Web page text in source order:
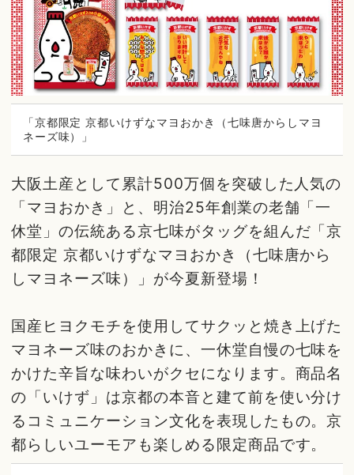
「京都限定 京都いけずなマヨおかき（七味唐からしマヨ
ネーズ味）」
大阪土産として累計500万個を突破した人気の
「マヨおかき」と、明治25年創業の老舗「一
休堂」の伝統ある京七味がタッグを組んだ「京
都限定 京都いけずなマヨおかき（七味唐から
しマヨネーズ味）」が今夏新登場！
国産ヒヨクモチを使用してサクッと焼き上げた
マヨネーズ味のおかきに、一休堂自慢の七味を
かけた辛旨な味わいがクセになります。商品名
の「いけず」は京都の本音と建て前を使い分け
るコミュニケーション文化を表現したもの。京
都らしいユーモアも楽しめる限定商品です。